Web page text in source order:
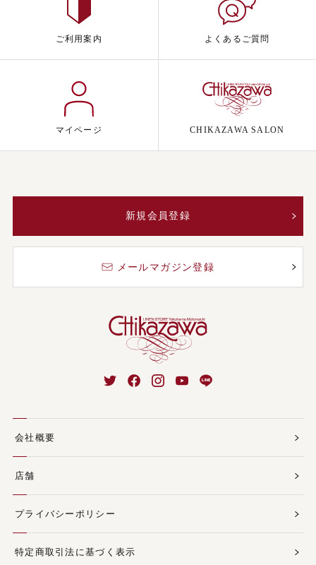
ご利用案内 よくあるご質問
マイページ CHIKAZAWA SALON
新規会員登録
メールマガジン登録
会社概要
店舗
プライバシーポリシー
特定商取引法に基づく表示